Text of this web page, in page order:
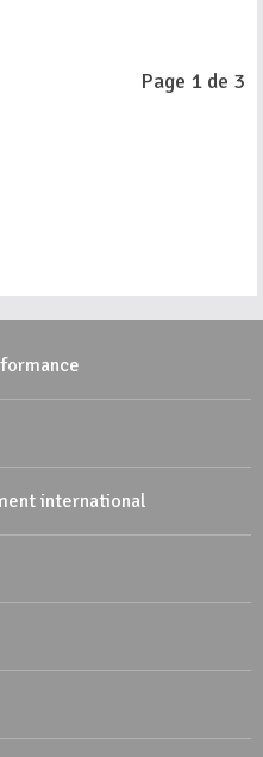
Page 1 de 3
international